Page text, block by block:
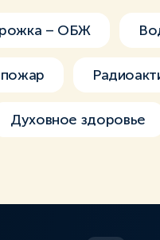
– ОБЖ
Духовное здоровье